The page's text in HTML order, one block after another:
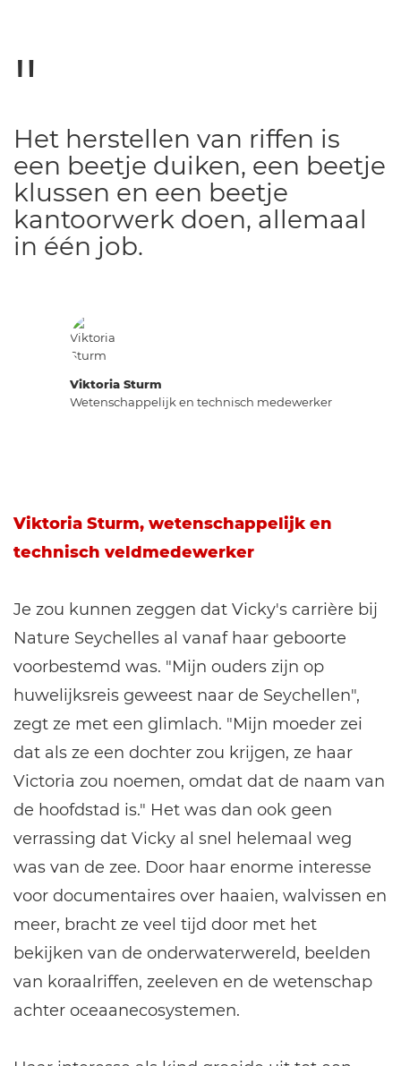
Viktoria Sturm
Wetenschappelijk en technisch medewerker
Het herstellen van riffen is
een beetje duiken, een beetje
klussen en een beetje
kantoorwerk doen, allemaal
in één job.
Viktoria Sturm, wetenschappelijk en
technisch veldmedewerker
Je zou kunnen zeggen dat Vicky's carrière bij
Nature Seychelles al vanaf haar geboorte
voorbestemd was. "Mijn ouders zijn op
huwelijksreis geweest naar de Seychellen",
zegt ze met een glimlach. "Mijn moeder zei
dat als ze een dochter zou krijgen, ze haar
Victoria zou noemen, omdat dat de naam van
de hoofdstad is." Het was dan ook geen
verrassing dat Vicky al snel helemaal weg
was van de zee. Door haar enorme interesse
voor documentaires over haaien, walvissen en
meer, bracht ze veel tijd door met het
bekijken van de onderwaterwereld, beelden
van koraalriffen, zeeleven en de wetenschap
achter oceaanecosystemen.